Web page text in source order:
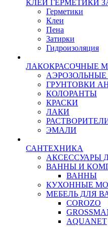
КЛЕИ ГЕРМЕТИКИ
Герметики
Клеи
Пена
Затирки
Гидроизоляция
ЛАКОКРАСОЧНЫЕ
АЭРОЗОЛЬНЫЕ
ГРУНТОВКИ
КОЛОРАНТЫ
КРАСКИ
ЛАКИ
ЭМАЛИ
САНТЕХНИКА
АКСЕССУАРЫ
ВАННЫ И
ВАННЫ
КУХОННЫЕ
МЕБЕЛЬ ДЛЯ
COROZO
AQUANET